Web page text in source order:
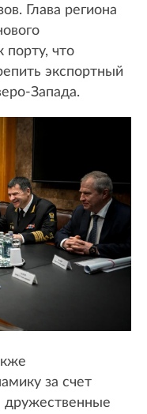
Глава региона
порту, что
экспортный
Запада.
за счет
дружественные